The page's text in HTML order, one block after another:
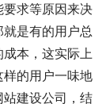
求等原因来决
是有的用户总
本，这实际上
的用户一味地
建设公司，结